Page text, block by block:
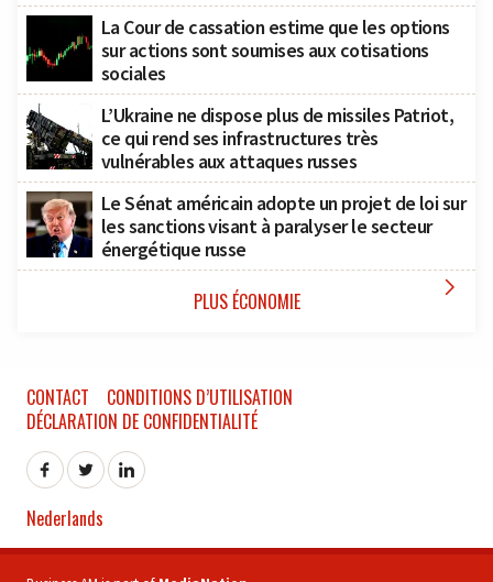
La Cour de cassation estime que les options
sur actions sont soumises aux cotisations
sociales
L’Ukraine ne dispose plus de missiles Patriot,
ce qui rend ses infrastructures très
vulnérables aux attaques russes
Le Sénat américain adopte un projet de loi sur
les sanctions visant à paralyser le secteur
énergétique russe
PLUS ÉCONOMIE 
CONTACT
CONDITIONS D’UTILISATION
DÉCLARATION DE CONFIDENTIALITÉ
Nederlands